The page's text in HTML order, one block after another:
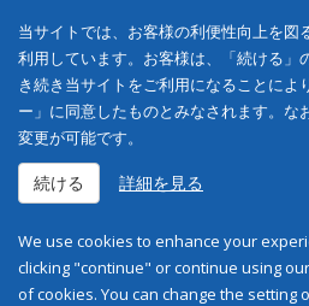
当サイトでは、お客様の利便性向上を図
利用しています。お客様は、「続ける」
き続き当サイトをご利用になることによ
ー」に同意したものとみなされます。な
変更が可能です。
続ける 詳細を見る
We use cookies to enhance your
clicking "continue" or continue using
of cookies. You can change the setting